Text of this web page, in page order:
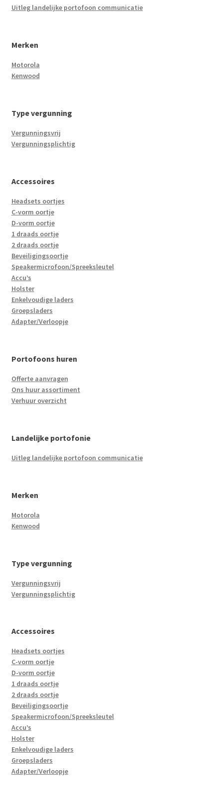
Uitleg landelijke portofoon communicatie
Merken
Motorola
Kenwood
Type vergunning
Vergunningsvrij
Vergunningsplichtig
Accessoires
Headsets oortjes
C-vorm oortje
D-vorm oortje
1 draads oortje
2 draads oortje
Beveiligingsoortje
Speakermicrofoon/Spreeksleutel
Accu’s
Holster
Enkelvoudige laders
Groepsladers
Adapter/Verloopje
Portofoons huren
Offerte aanvragen
Ons huur assortiment
Verhuur overzicht
Landelijke portofonie
Uitleg landelijke portofoon communicatie
Merken
Motorola
Kenwood
Type vergunning
Vergunningsvrij
Vergunningsplichtig
Accessoires
Headsets oortjes
C-vorm oortje
D-vorm oortje
1 draads oortje
2 draads oortje
Beveiligingsoortje
Speakermicrofoon/Spreeksleutel
Accu’s
Holster
Enkelvoudige laders
Groepsladers
Adapter/Verloopje